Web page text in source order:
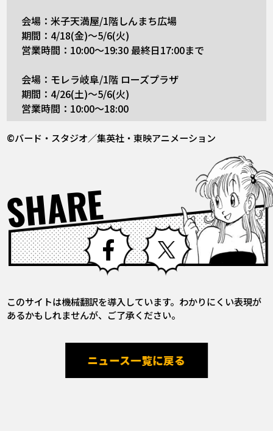
会場：米子天満屋/1階しんまち広場
期間：4/18(金)〜5/6(火)
営業時間：10:00〜19:30 最終日17:00まで
会場：モレラ岐阜/1階 ローズプラザ
期間：4/26(土)〜5/6(火)
営業時間：10:00〜18:00
©バード・スタジオ／集英社・東映アニメーション
SHARE Facebook X
このサイトは機械翻訳を導入しています。わかりにくい表現が
あるかもしれませんが、ご了承ください。
ニュース一覧に戻る